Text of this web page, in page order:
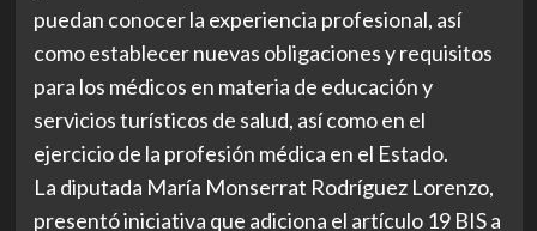
puedan conocer la experiencia profesional, así
como establecer nuevas obligaciones y requisitos
para los médicos en materia de educación y
servicios turísticos de salud, así como en el
ejercicio de la profesión médica en el Estado.
La diputada María Monserrat Rodríguez Lorenzo,
presentó iniciativa que adiciona el artículo 19 BIS a